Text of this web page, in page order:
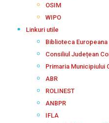
OSIM
WIPO
Linkuri utile
Biblioteca Europeana
Consiliul Județean
Primaria Municipiului
ABR
ROLINEST
ANBPR
IFLA